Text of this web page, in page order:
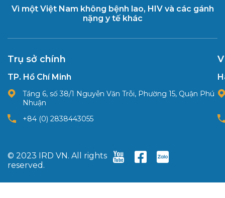
Vì một Việt Nam không bệnh lao, HIV và các gánh
nặng y tế khác
Trụ sở chính
TP. Hồ Chí Minh
Tầng 6, số 38/1 Nguyễn Văn Trỗi, Phường 15, Quận Phú
Nhuận
+84 (0) 2838443055
© 2023 IRD VN. All rights
reserved.